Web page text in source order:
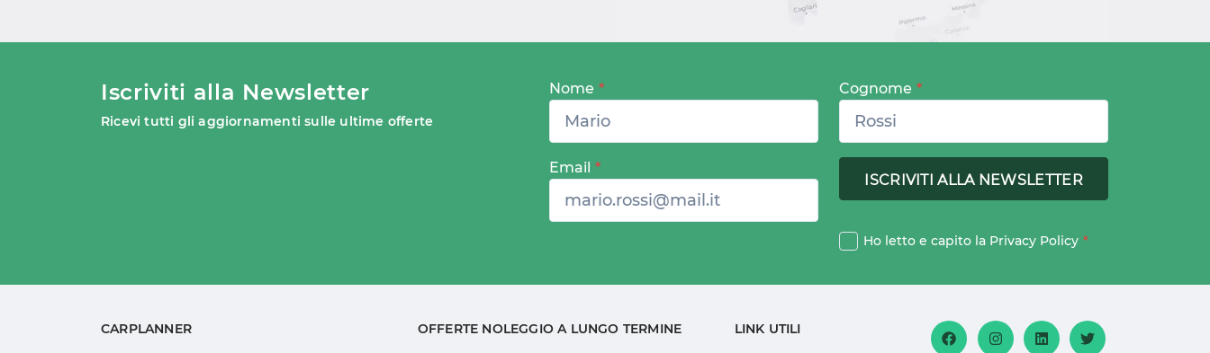
Iscriviti alla Newsletter
Ricevi tutti gli aggiornamenti sulle ultime offerte
Nome * Cognome *
Email *
Ho letto e capito la Privacy Policy *
CARPLANNER
OFFERTE NOLEGGIO A LUNGO TERMINE
LINK UTILI